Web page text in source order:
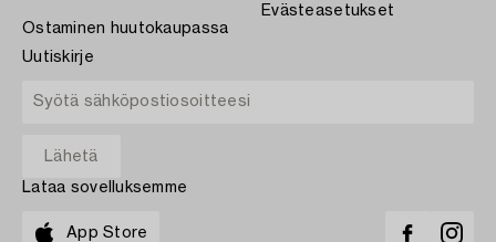
Ostaminen huutokaupassa
Evästeasetukset
Uutiskirje
Lataa sovelluksemme
App Store